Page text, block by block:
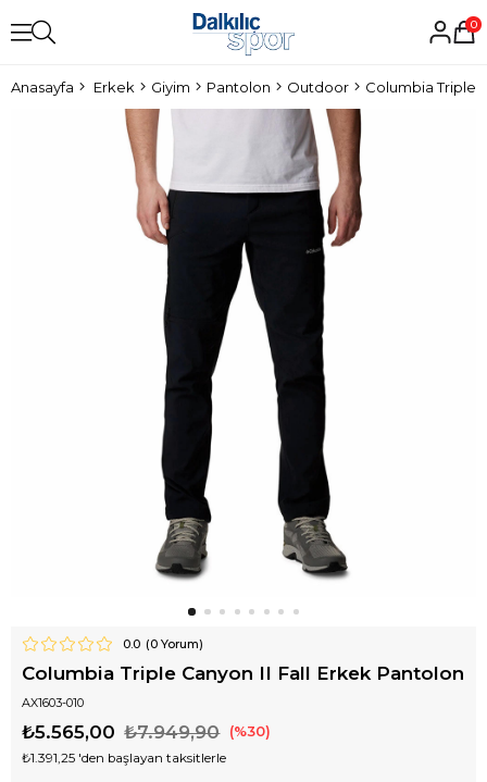
0
Anasayfa Erkek Giyim Pantolon Outdoor Columbia Triple
0.0 (0Yorum)
Columbia Triple Canyon II Fall Erkek Pantolon
AX1603-010
₺7.949,90
₺5.565,00 30
₺1.391,25 'den başlayan taksitlerle